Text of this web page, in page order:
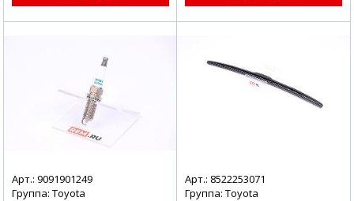
Арт.: 9091901249
Группа: Toyota
Арт.: 8522253071
Группа: Toyota